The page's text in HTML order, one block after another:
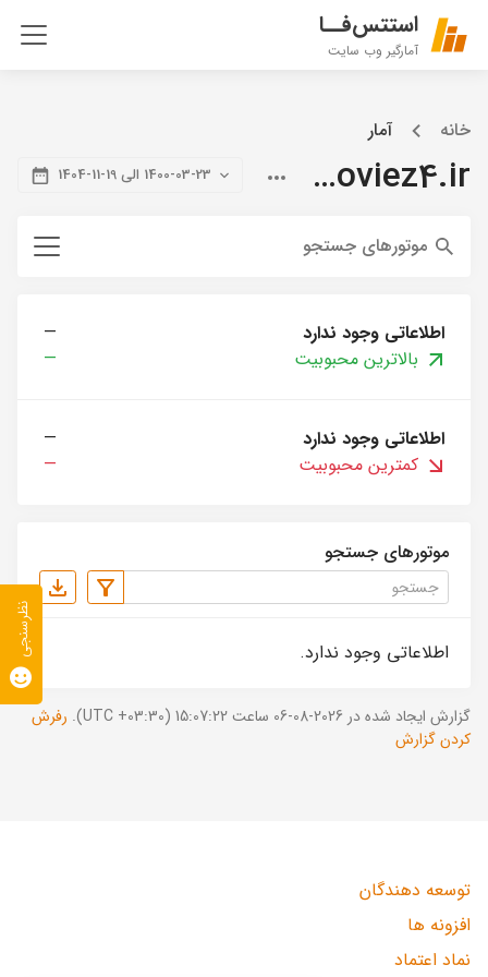
استتس‌فــا
آمارگیر وب سایت
خانه آمار
citymoviez4.ir 1400-03-23 الی 19-11-1404
موتورهای جستجو
اطلاعاتی وجود ندارد
—
بالاترین محبوبیت
—
اطلاعاتی وجود ندارد
—
کمترین محبوبیت
—
موتورهای جستجو
اطلاعاتی وجود ندارد.
گزارش ایجاد شده در 2026-08-06 ساعت 15:07:22 (UTC +03:30).
رفرش
کردن گزارش
توسعه دهندگان
افزونه ها
نماد اعتماد
نظرسنجی